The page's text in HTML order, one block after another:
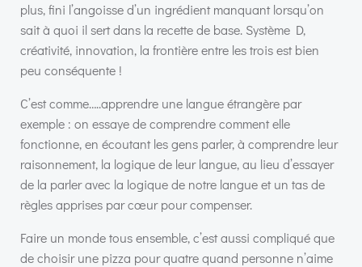
plus, fini l’angoisse d’un ingrédient manquant lorsqu’on
sait à quoi il sert dans la recette de base. Système D,
créativité, innovation, la frontière entre les trois est bien
peu conséquente !
C’est comme…..apprendre une langue étrangère par
exemple : on essaye de comprendre comment elle
fonctionne, en écoutant les gens parler, à comprendre leur
raisonnement, la logique de leur langue, au lieu d’essayer
de la parler avec la logique de notre langue et un tas de
règles apprises par cœur pour compenser.
Faire un monde tous ensemble, c’est aussi compliqué que
de choisir une pizza pour quatre quand personne n’aime